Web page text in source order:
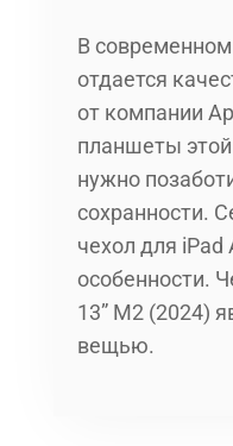
В
отдается
от компании
планшеты
нужно
сохранности.
чехол для iPad
особенности.
13” M2 (2024)
вещью.